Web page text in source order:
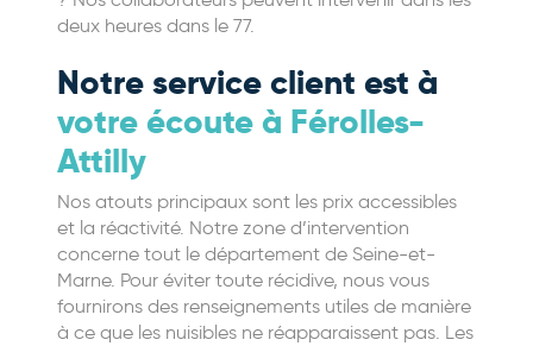
deux heures dans le 77.
Notre service client est à
votre écoute à Férolles-
Attilly
Nos atouts principaux sont les prix accessibles
et la réactivité. Notre zone d’intervention
concerne tout le département de Seine-et-
Marne. Pour éviter toute récidive, nous vous
fournirons des renseignements utiles de manière
à ce que les nuisibles ne réapparaissent pas. Les